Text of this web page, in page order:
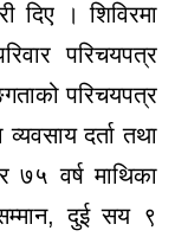
दिए । शिविरमा
परिचयपत्र
परिचयपत्र
दर्ता तथा
वर्ष माथिका
दुई सय ९